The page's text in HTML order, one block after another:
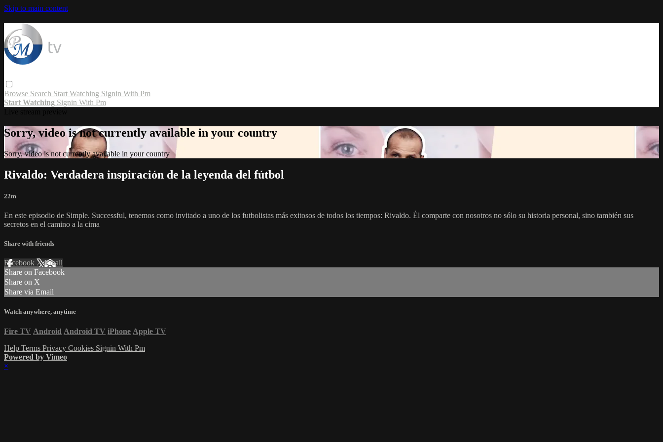
Skip to main content
Browse Search Start Watching Signin With Pm
Start Watching Signin With Pm
Sorry, video is not currently available in your country
Sorry, video is not currently available in your country
Rivaldo: Verdadera inspiración de la leyenda del fútbol
22m
En este episodio de Simple. Successful, tenemos como invitado a uno de los futbolistas más exitosos de todos los tiempos: Rivaldo. Él comparte con nosotros no sólo su historia personal, sino también sus
secretos en el camino a la cima
Share with friends
Facebook XEmail
Share on Facebook
Share on X
Share via Email
Watch anywhere, anytime
Fire TV Android Android TV iPhone Apple TV
Help Terms Privacy Cookies Signin With Pm
Powered by Vimeo
×